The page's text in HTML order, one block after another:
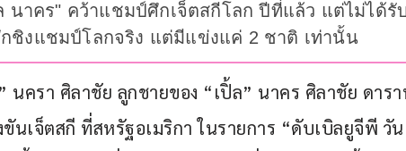
นาคร" คว้าแชมป์ศึกเจ็ตสกีโลก ปีที่แล้ว แต่ไม่ได้
ชิงแชมป์โลกจริง แต่มีแข่งแค่ 2 ชาติ เท่านั้น
นครา ศิลาชัย ลูกชายของ “เปิ้ล” นาคร ศิลาชัย ดาร
นเจ็ตสกี ที่สหรัฐอเมริกา ในรายการ “ดับเบิลยูจีพี วัน